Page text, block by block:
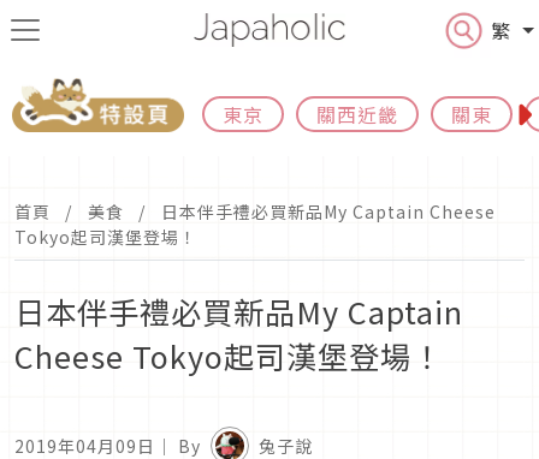
繁
東京 關西近畿 關東
首頁 美食
日本伴手禮必買新品My Captain Cheese
Tokyo起司漢堡登場！
日本伴手禮必買新品My Captain
Cheese Tokyo起司漢堡登場！
2019年04月09日 ｜ By 兔子說